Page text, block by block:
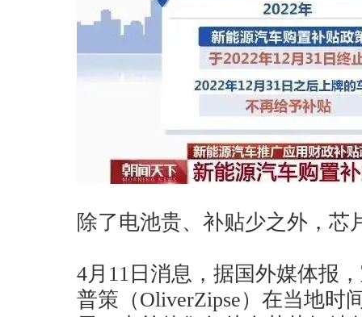
除了电池贵、补贴少之外，芯
4月11日消息，据国外媒体报
普策（OliverZipse）在当地时